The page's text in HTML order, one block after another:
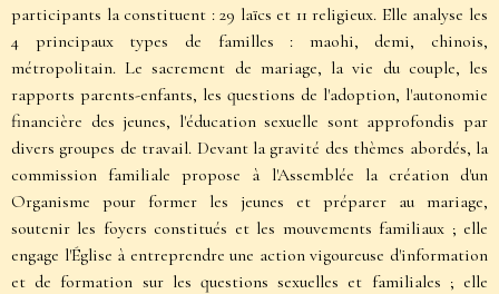
participants la constituent : 29 laïcs et 11 religieux. Elle analyse les
4 principaux types de familles : maohi, demi, chinois,
métropolitain. Le sacrement de mariage, la vie du couple, les
rapports parents-enfants, les questions de l'adoption, l'autonomie
financière des jeunes, l'éducation sexuelle sont approfondis par
divers groupes de travail. Devant la gravité des thèmes abordés, la
commission familiale propose à l'Assemblée la création d'un
Organisme pour former les jeunes et préparer au mariage,
soutenir les foyers constitués et les mouvements familiaux ; elle
engage l'Église à entreprendre une action vigoureuse d'information
et de formation sur les questions sexuelles et familiales ; elle